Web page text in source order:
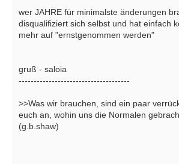
wer JAHRE für minimalste änderungen
disqualifiziert sich selbst und hat einfach
mehr auf "ernstgenommen werden"
gruß - saloia
-------------------------------------
>>Was wir brauchen, sind ein paar
euch an, wohin uns die Normalen
(g.b.shaw)